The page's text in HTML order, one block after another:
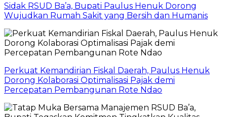
Sidak RSUD Ba’a, Bupati Paulus Henuk Dorong
Wujudkan Rumah Sakit yang Bersih dan Humanis
Perkuat Kemandirian Fiskal Daerah, Paulus Henuk
Dorong Kolaborasi Optimalisasi Pajak demi
Percepatan Pembangunan Rote Ndao